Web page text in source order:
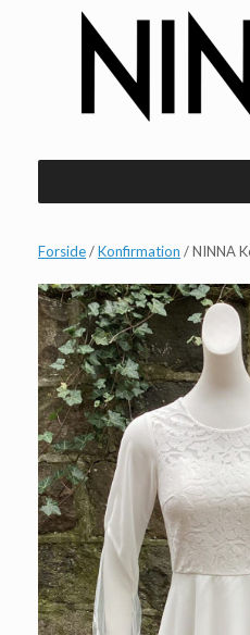
Forside/Konfirmation / NINNA